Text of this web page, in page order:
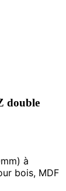
double
à
bois, MDF